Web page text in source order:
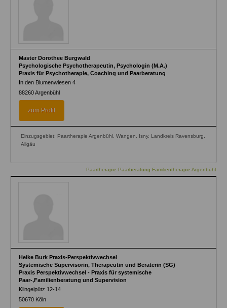
Master Dorothee Burgwald
Psychologische Psychotherapeutin, Psychologin (M.A.)
Praxis für Psychotherapie, Coaching und Paarberatung
In den Blumenwiesen 4
88260Argenbühl
zum Profil
Einzugsgebiet: Paartherapie Argenbühl, Wangen, Isny, Landkreis Ravensburg,
Allgäu
Paartherapie Paarberatung Familientherapie Argenbühl
Heike Burk Praxis-Perspektivwechsel
Systemische Supervisorin, Therapeutin und Beraterin (SG)
Praxis Perspektivwechsel - Praxis für systemische
Paar-,Familienberatung und Supervision
Klingelpütz 12-14
50670 Köln